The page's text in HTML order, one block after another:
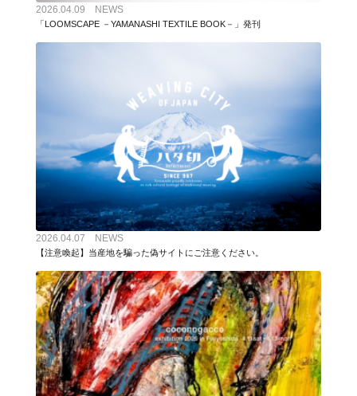
2026.04.09 NEWS
「LOOMSCAPE －YAMANASHI TEXTILE BOOK－」発刊
2026.04.07 NEWS
【注意喚起】当産地を騙った偽サイトにご注意ください。